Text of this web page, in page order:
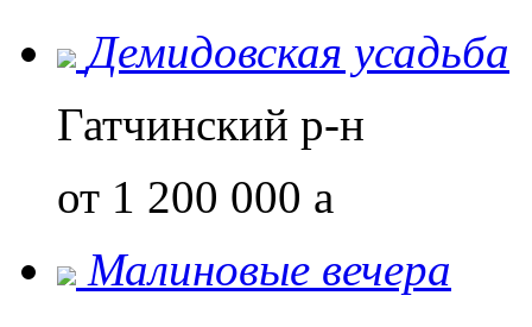
Демидовская усадьба
Гатчинский р-н
от 1 200 000 a
Малиновые вечера